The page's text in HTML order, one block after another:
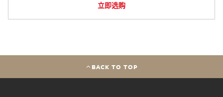
立即选购
BACK TO TOP